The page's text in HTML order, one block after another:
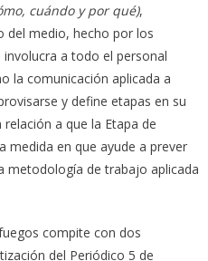
cuándo y por qué),
del medio, hecho por los
a todo el personal
la comunicación aplicada a
y define etapas en su
a que la Etapa de
medida en que ayude a prever
metodología de trabajo aplicada
compite con dos
del Periódico 5 de